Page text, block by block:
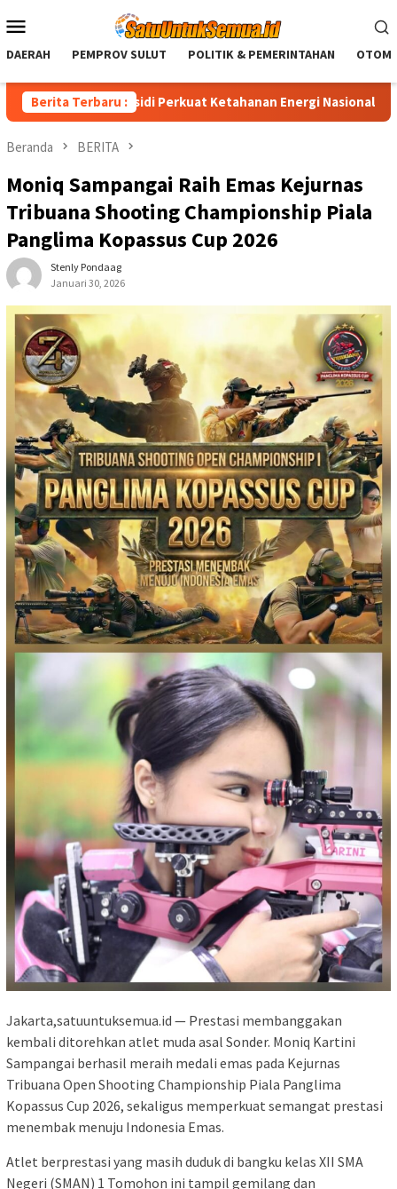
ke
Mobile
DAERAH PEMPROV SULUT POLITIK & PEMERINTAHAN
Berita Terbaru :
Perkuat Ketahanan Energi Nasional
Beranda BERITA
Moniq Sampangai Raih Emas Kejurnas
Tribuana Shooting Championship Piala
Panglima Kopassus Cup 2026
Stenly Pondaag
Januari 30, 2026
Jakarta,satuuntuksemua.id — Prestasi membanggakan
kembali ditorehkan atlet muda asal Sonder. Moniq Kartini
Sampangai berhasil meraih medali emas pada Kejurnas
Tribuana Open Shooting Championship Piala Panglima
Kopassus Cup 2026, sekaligus memperkuat semangat prestasi
menembak menuju Indonesia Emas.
Atlet berprestasi yang masih duduk di bangku kelas XII SMA
Negeri (SMAN) 1 Tomohon ini tampil gemilang dan